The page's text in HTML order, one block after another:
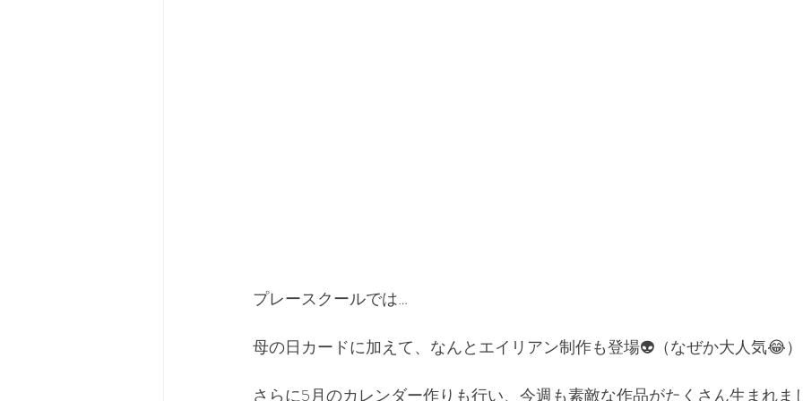
プレースクールでは…
母の日カードに加えて、なんとエイリアン制作も登場👽（なぜか大人気😂）
さらに5月のカレンダー作りも行い、今週も素敵な作品がたくさん生まれま